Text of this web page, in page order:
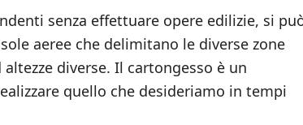
senza effettuare opere edilizie, si
aeree che delimitano le diverse zone
diverse. Il cartongesso è un
quello che desideriamo in tempi